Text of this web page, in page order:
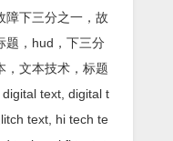
障下三分之一，故
题，hud，下三分
，文本技术，标题
text, digital t
text, hi tech te